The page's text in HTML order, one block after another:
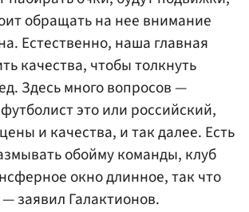
обращать на нее внимание
Естественно, наша главная
качества, чтобы толкнуть
Здесь много вопросов —
это или российский,
и качества, и так далее. Есть
обойму команды, клуб
окно длинное, так что
заявил Галактионов.